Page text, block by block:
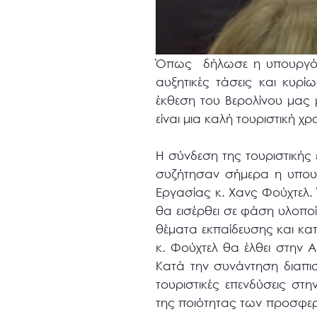
Όπως δήλωσε η υπουργός «
αυξητικές τάσεις και
έκθεση του Βερολίνου μας
είναι μια καλή τουριστική
Η σύνδεση της
συζήτησαν σήμερα η
Εργασίας κ. Χανς Φούχτελ.
θα εισέρθει σε φάση
θέματα εκπαίδευσης και
κ. Φούχτελ θα έλθει στην
Κατά την συνάντηση
τουριστικές επενδύσεις
της ποιότητας των